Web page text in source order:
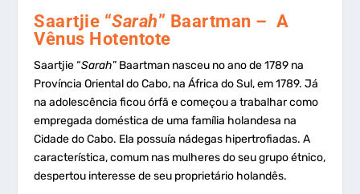
Saartjie “Sarah” Baartman – A
Vênus Hotentote
Saartjie “Sarah” Baartman nasceu no ano de 1789 na
Província Oriental do Cabo, na África do Sul, em 1789. Já
na adolescência ficou órfã e começou a trabalhar como
empregada doméstica de uma família holandesa na
Cidade do Cabo. Ela possuía nádegas hipertrofiadas. A
característica, comum nas mulheres do seu grupo étnico,
despertou interesse de seu proprietário holandês.